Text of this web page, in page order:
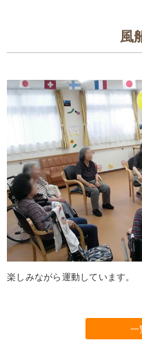
風
楽しみながら運動しています。
一